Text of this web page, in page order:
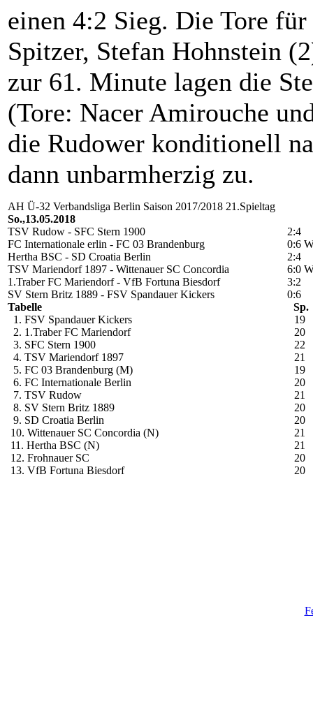
einen 4:2 Sieg. Die Tore
Spitzer, Stefan Hohnstein
zur 61. Minute lagen die
(Tore: Nacer Amirouche
die Rudower konditionell
dann unbarmherzig zu.
AH Ü-32 Verbandsliga Berlin Saison 2017/2018 21.Spieltag
So.,13.05.2018
TSV Rudow - SFC Stern 1900
2:4
FC Internationale erlin - FC 03 Brandenburg
0:6
Hertha BSC - SD Croatia Berlin
2:4
TSV Mariendorf 1897 - Wittenauer SC Concordia
6:0
1.Traber FC Mariendorf - VfB Fortuna Biesdorf
3:2
SV Stern Britz 1889 - FSV Spandauer Kickers
0:6
Tabelle
Sp.
1. FSV Spandauer Kickers
19
2. 1.Traber FC Mariendorf
20
3. SFC Stern 1900
22
4. TSV Mariendorf 1897
21
5. FC 03 Brandenburg (M)
19
6. FC Internationale Berlin
20
7. TSV Rudow
21
8. SV Stern Britz 1889
20
9. SD Croatia Berlin
20
10. Wittenauer SC Concordia (N)
21
11. Hertha BSC (N)
21
12. Frohnauer SC
20
13. VfB Fortuna Biesdorf
20